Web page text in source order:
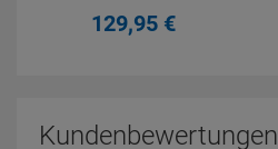
129,95 €
Kundenbewertungen